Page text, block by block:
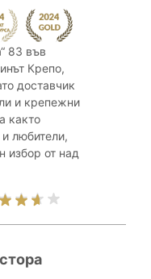
83 във
Крепо,
доставчик
и крепежни
както
любители,
избор от над